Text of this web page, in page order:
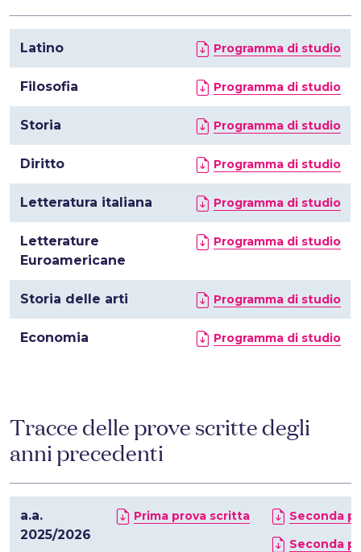
Latino Programma di studio
Filosofia Programma di studio
Storia Programma di studio
Diritto Programma di studio
Letteratura italiana Programma di studio
Letterature
Euroamericane
Programma di studio
Storia delle arti Programma di studio
Economia Programma di studio
Tracce delle prove scritte degli
anni precedenti
a.a.
2025/2026
Prima prova scritta
Seconda
Seconda